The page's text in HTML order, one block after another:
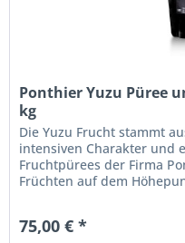
Ponthier Yuzu Püree
kg
Die Yuzu Frucht stammt
intensiven Charakter und
Fruchtpürees der Firma
Früchten auf dem
75,00 € *